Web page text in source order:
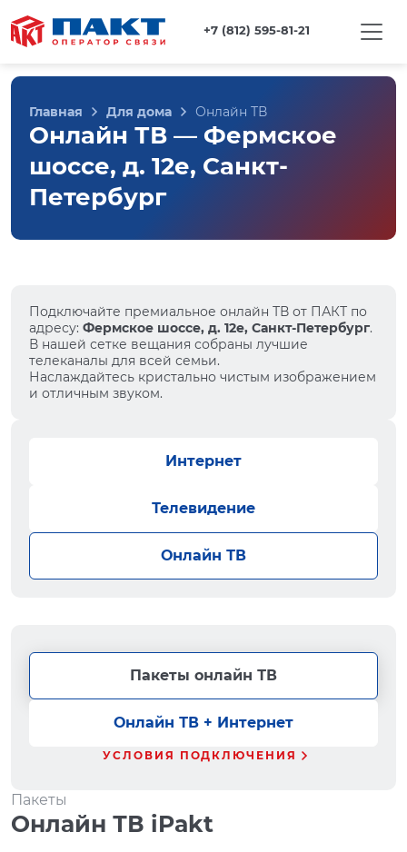
+7 (812) 595-81-21
Главная Для дома Онлайн ТВ
Онлайн ТВ — Фермское
шоссе, д. 12е, Санкт-
Петербург
Подключайте премиальное онлайн ТВ от ПАКТ по
адресу: Фермское шоссе, д. 12е, Санкт-Петербург.
В нашей сетке вещания собраны лучшие
телеканалы для всей семьи.
Наслаждайтесь кристально чистым изображением
и отличным звуком.
Интернет
Телевидение
Онлайн ТВ
Пакеты онлайн ТВ
Онлайн ТВ + Интернет
УСЛОВИЯ ПОДКЛЮЧЕНИЯ
Пакеты
Онлайн ТВ iPakt